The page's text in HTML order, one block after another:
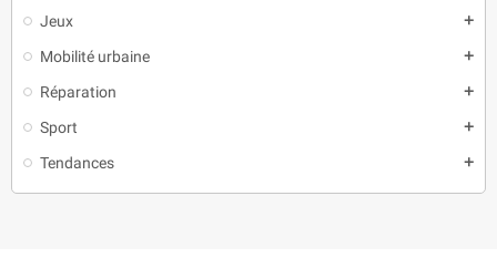
Jeux add
Mobilité urbaine add
Réparation add
Sport add
Tendances add